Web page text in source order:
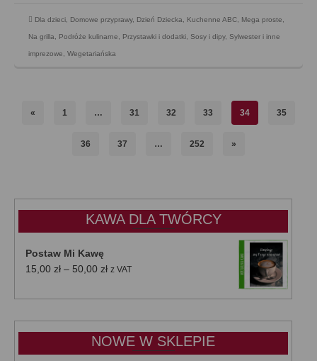
Dla dzieci Domowe przyprawy, Dzień Dziecka Kuchenne ABC Mega proste
Na grilla Podróże kulinarne Przystawki i dodatki Sosy i dipy, Sylwester i inne
imprezowe Wegetariańska
« 1 … 31 32 33 34 35
36 37 … 252 »
KAWA DLA TWÓRCY
Postaw Mi Kawę
15,00 zł – 50,00 złZakres
od
do
50,00 zł
z VAT
NOWE W SKLEPIE